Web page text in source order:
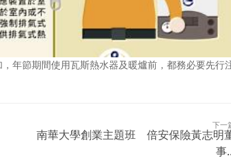
年節期間使用瓦斯熱水器及暖爐前，都務必要先行
下一
南華大學創業主題班 倍安保險黃志明
事